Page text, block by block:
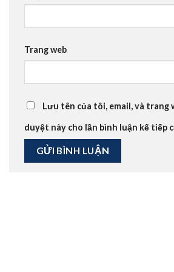
Trang web
Lưu tên của tôi, email, và trang
duyệt này cho lần bình luận kế tiếp